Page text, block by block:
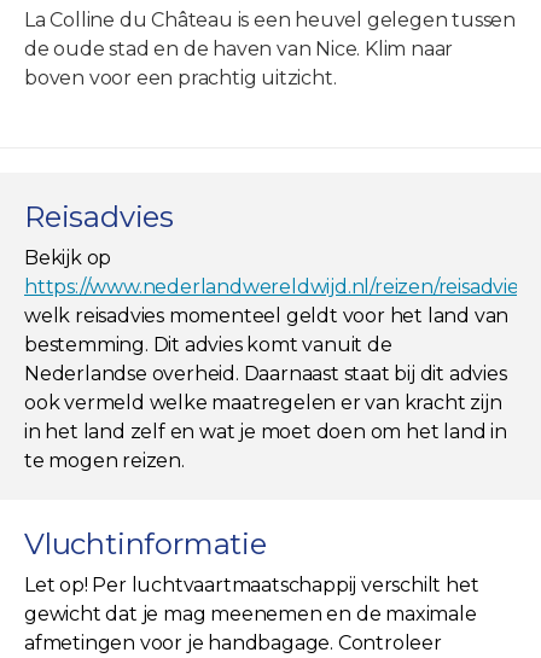
La Colline du Château is een heuvel gelegen tussen
de oude stad en de haven van Nice. Klim naar
boven voor een prachtig uitzicht.
Reisadvies
Bekijk op
https://www.nederlandwereldwijd.nl/reizen/
welk reisadvies momenteel geldt voor het land van
bestemming. Dit advies komt vanuit de
Nederlandse overheid. Daarnaast staat bij dit advies
ook vermeld welke maatregelen er van kracht zijn
in het land zelf en wat je moet doen om het land in
te mogen reizen.
Vluchtinformatie
Let op! Per luchtvaartmaatschappij verschilt het
gewicht dat je mag meenemen en de maximale
afmetingen voor je handbagage. Controleer